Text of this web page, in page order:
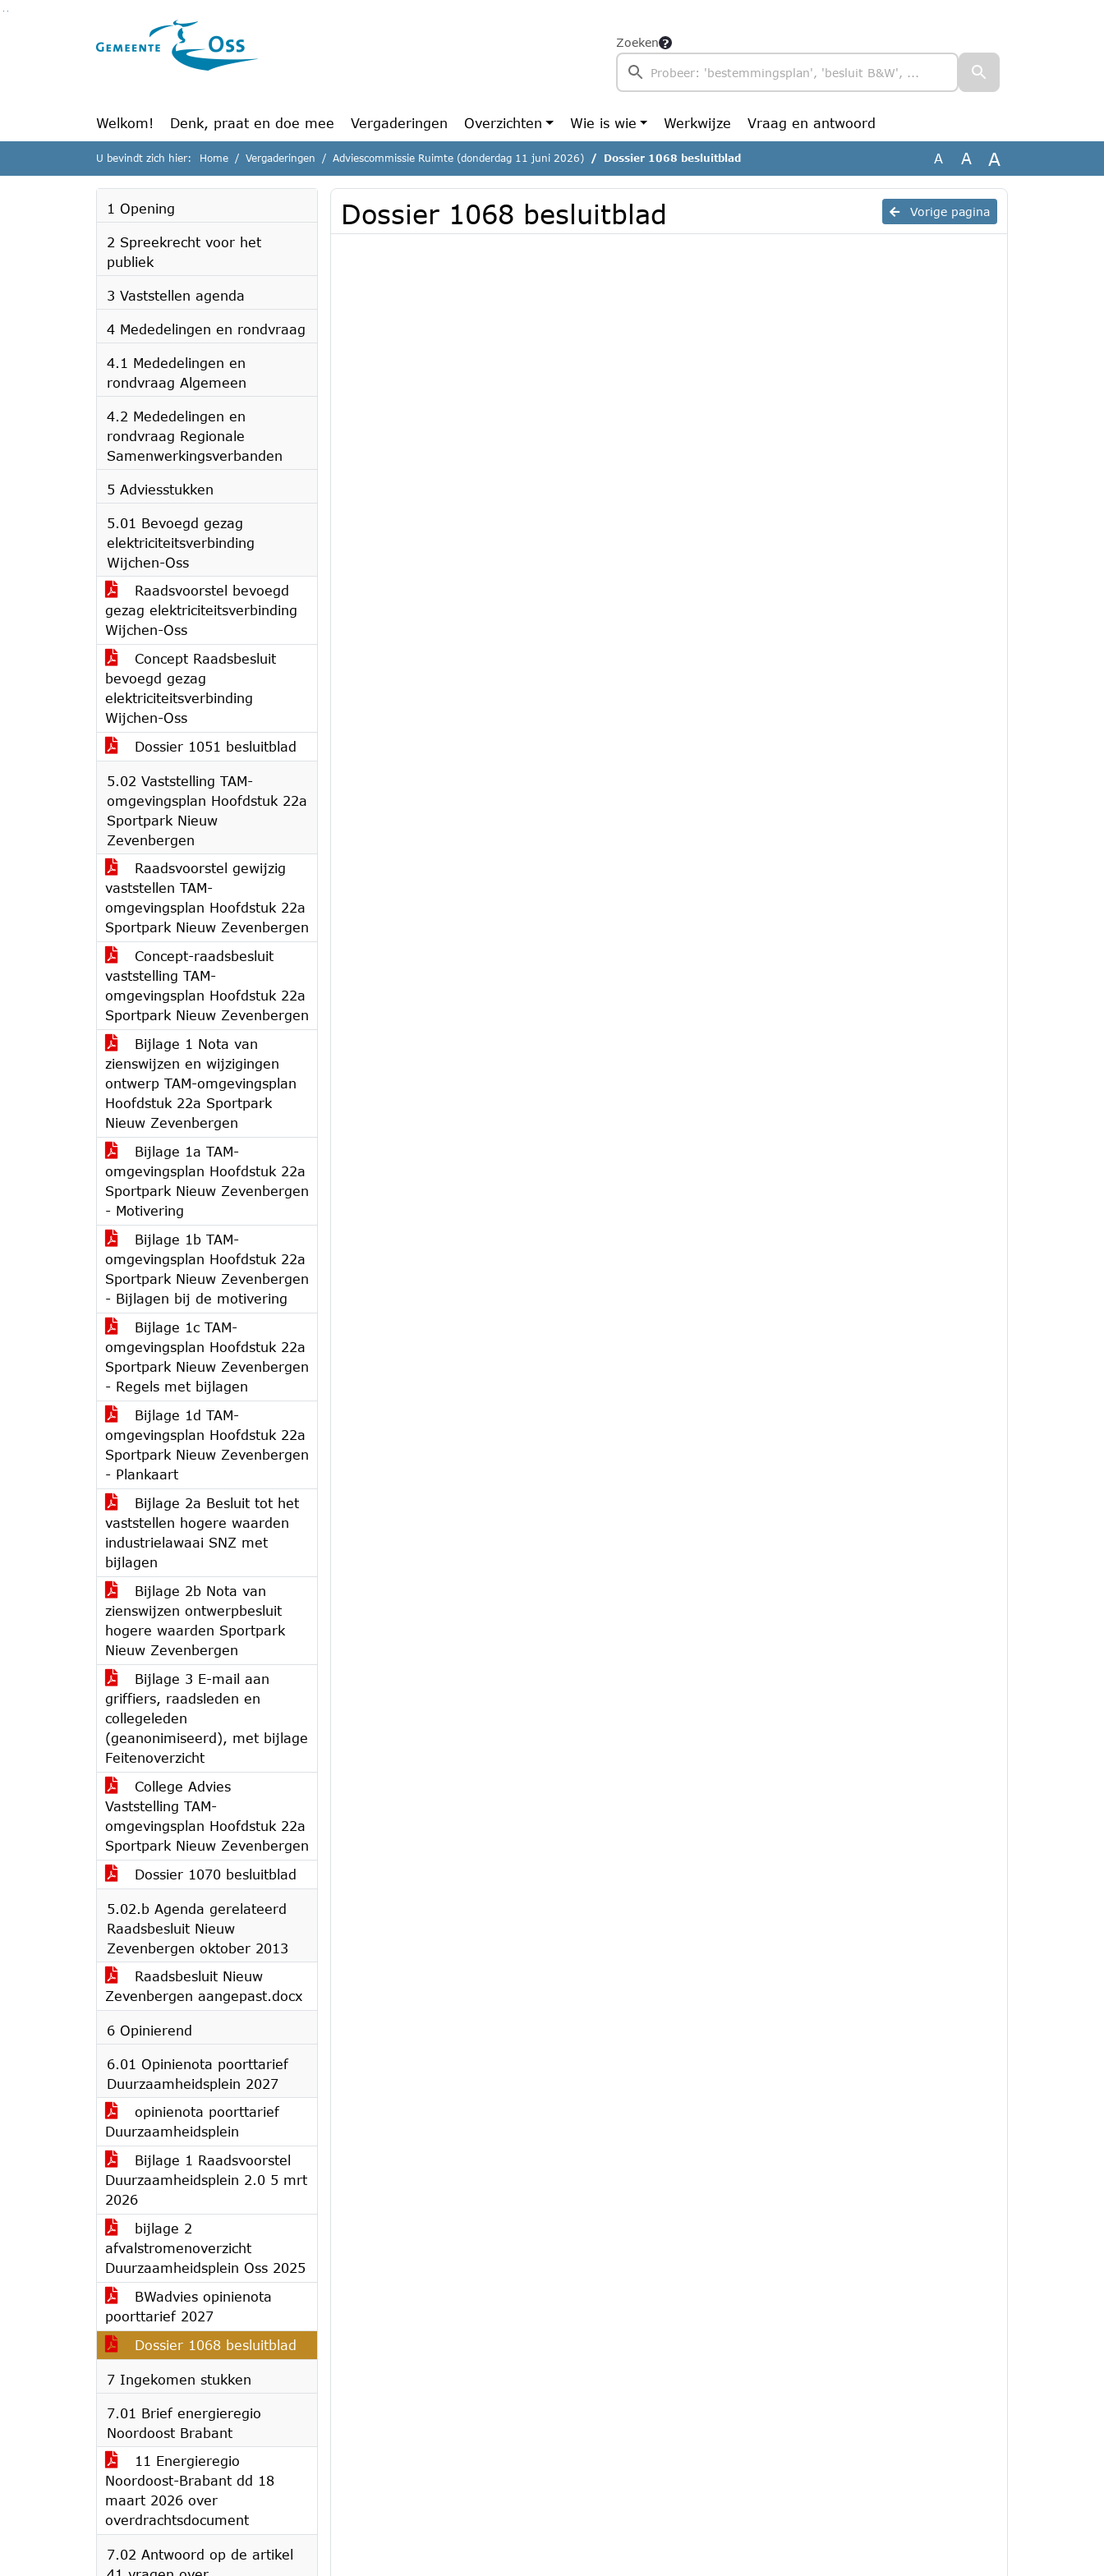
Ga naar de inhoud van deze pagina
Zoeken
Welkom! Denk, praat en doe mee Vergaderingen Overzichten Wie is wie Werkwijze Vraag en antwoord
U bevindt zich hier: Home Vergaderingen Adviescommissie Ruimte (donderdag 11 juni 2026) Dossier 1068 besluitblad A A A
1 Opening
2 Spreekrecht voor het
publiek
3 Vaststellen agenda
4 Mededelingen en rondvraag
4.1 Mededelingen en
rondvraag Algemeen
4.2 Mededelingen en
rondvraag Regionale
Samenwerkingsverbanden
5 Adviesstukken
5.01 Bevoegd gezag
elektriciteitsverbinding
Wijchen-Oss
Raadsvoorstel bevoegd
gezag elektriciteitsverbinding
Wijchen-Oss
Concept Raadsbesluit
bevoegd gezag
elektriciteitsverbinding
Wijchen-Oss
Dossier 1051 besluitblad
5.02 Vaststelling TAM-
omgevingsplan Hoofdstuk 22a
Sportpark Nieuw
Zevenbergen
Raadsvoorstel gewijzig
vaststellen TAM-
omgevingsplan Hoofdstuk 22a
Sportpark Nieuw Zevenbergen
Concept-raadsbesluit
vaststelling TAM-
omgevingsplan Hoofdstuk 22a
Sportpark Nieuw Zevenbergen
Bijlage 1 Nota van
zienswijzen en wijzigingen
ontwerp TAM-omgevingsplan
Hoofdstuk 22a Sportpark
Nieuw Zevenbergen
Bijlage 1a TAM-
omgevingsplan Hoofdstuk 22a
Sportpark Nieuw Zevenbergen
- Motivering
Bijlage 1b TAM-
omgevingsplan Hoofdstuk 22a
Sportpark Nieuw Zevenbergen
- Bijlagen bij de motivering
Bijlage 1c TAM-
omgevingsplan Hoofdstuk 22a
Sportpark Nieuw Zevenbergen
- Regels met bijlagen
Bijlage 1d TAM-
omgevingsplan Hoofdstuk 22a
Sportpark Nieuw Zevenbergen
- Plankaart
Bijlage 2a Besluit tot het
vaststellen hogere waarden
industrielawaai SNZ met
bijlagen
Bijlage 2b Nota van
zienswijzen ontwerpbesluit
hogere waarden Sportpark
Nieuw Zevenbergen
Bijlage 3 E-mail aan
griffiers, raadsleden en
collegeleden
(geanonimiseerd), met bijlage
Feitenoverzicht
College Advies
Vaststelling TAM-
omgevingsplan Hoofdstuk 22a
Sportpark Nieuw Zevenbergen
Dossier 1070 besluitblad
5.02.b Agenda gerelateerd
Raadsbesluit Nieuw
Zevenbergen oktober 2013
Raadsbesluit Nieuw
Zevenbergen aangepast.docx
6 Opinierend
6.01 Opinienota poorttarief
Duurzaamheidsplein 2027
opinienota poorttarief
Duurzaamheidsplein
Bijlage 1 Raadsvoorstel
Duurzaamheidsplein 2.0 5 mrt
2026
bijlage 2
afvalstromenoverzicht
Duurzaamheidsplein Oss 2025
BWadvies opinienota
poorttarief 2027
Dossier 1068 besluitblad
7 Ingekomen stukken
7.01 Brief energieregio
Noordoost Brabant
11 Energieregio
Noordoost-Brabant dd 18
maart 2026 over
overdrachtsdocument
7.02 Antwoord op de artikel
Vorige pagina
Dossier 1068 besluitblad